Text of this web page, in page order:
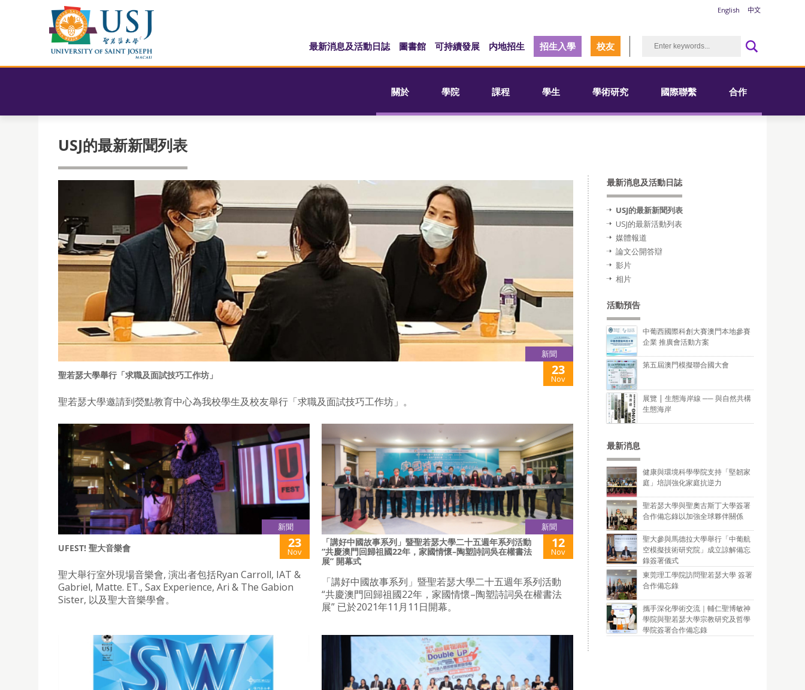
English 中文
最新消息及活動日誌 圖書館 可持續發展 内地招生 招生入學 校友
關於 學院 課程 學生 學術研究 國際聯繫 合作
USJ的最新新聞列表
新聞
聖若瑟大學舉行「求職及面試技巧工作坊」 23
Nov
聖若瑟大學邀請到熒點教育中心為我校學生及校友舉行「求職及面試技巧工作坊」。
新聞
UFEST! 聖大音樂會 23
Nov
聖大舉行室外現場音樂會, 演出者包括Ryan Carroll, IAT &
Gabriel, Matte. ET., Sax Experience, Ari & The Gabion
Sister, 以及聖大音樂學會。
新聞
「講好中國故事系列」暨聖若瑟大學二十五週年系列活動
“共慶澳門回歸祖國22年，家國情懷–陶塑詩詞吳在權書法
展” 開幕式
12
Nov
「講好中國故事系列」暨聖若瑟大學二十五週年系列活動
“共慶澳門回歸祖國22年，家國情懷–陶塑詩詞吳在權書法
展” 已於2021年11月11日開幕。
最新消息及活動日誌
USJ的最新新聞列表
USJ的最新活動列表
媒體報道
論文公開答辯
影片
相片
活動預告
中葡西國際科創大賽澳門本地參賽
企業 推廣會活動方案
第五屆澳門模擬聯合國大會
展覽 | 生態海岸線 ── 與自然共構
生態海岸
最新消息
健康與環境科學學院支持「堅韌家
庭」培訓強化家庭抗逆力
聖若瑟大學與聖奧古斯丁大學簽署
合作備忘錄以加強全球夥伴關係
聖大參與馬德拉大學舉行「中葡航
空模擬技術研究院」成立諒解備忘
錄簽署儀式
東莞理工學院訪問聖若瑟大學 簽署
合作備忘錄
攜手深化學術交流｜輔仁聖博敏神
學院與聖若瑟大學宗教研究及哲學
學院簽署合作備忘錄